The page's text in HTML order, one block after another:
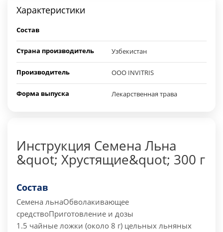
Характеристики
Состав
Страна производитель Узбекистан
Производитель OOO INVITRIS
Форма выпуска Лекарственная трава
Инструкция Семена Льна
&quot; Хрустящие&quot; 300 г
Состав
Семена льнаОбволакивающее
средствоПриготовление и дозы
1.5 чайные ложки (около 8 г) цельных льняных